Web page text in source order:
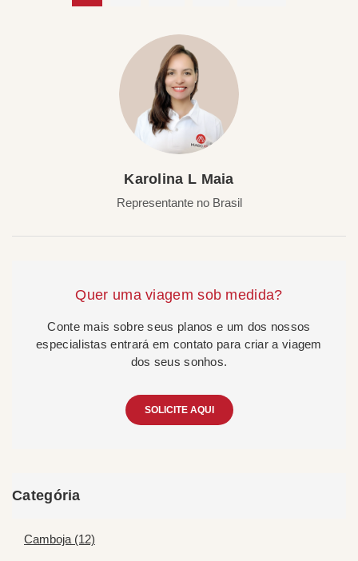
Karolina L Maia
Representante no Brasil
Quer uma viagem sob medida?
Conte mais sobre seus planos e um dos nossos
especialistas entrará em contato para criar a viagem
dos seus sonhos.
SOLICITE AQUI
Categória
Camboja (12)